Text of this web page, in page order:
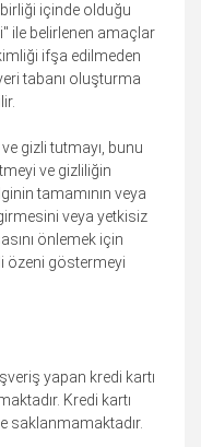
içinde olduğu
ile belirlenen amaçlar
ifşa edilmeden
tabanı oluşturma
gizli tutmayı, bunu
ve gizliliğin
tamamının veya
veya yetkisiz
önlemek için
özeni göstermeyi
yapan kredi kartı
Kredi kartı
saklanmamaktadır.